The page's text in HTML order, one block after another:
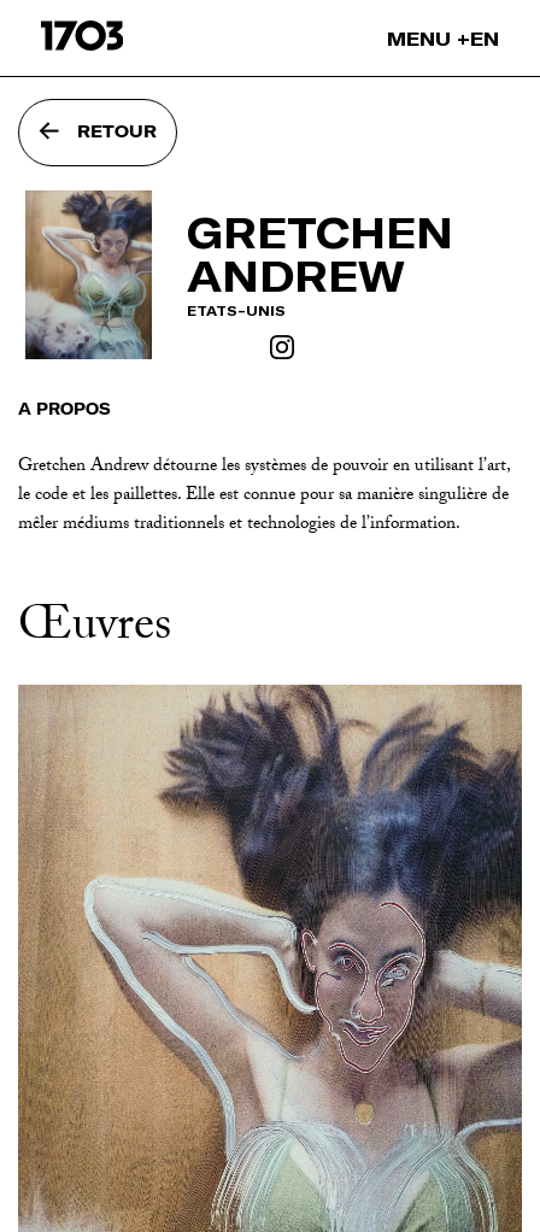
l'intro
MENU EN
Nos NFTs
Nos collaborations
Nos artistes
RETOUR
GRETCHEN
ANDREW
ETATS-UNIS
À PROPOS
Gretchen Andrew détourne les systèmes de pouvoir en utilisant l’art,
le code et les paillettes. Elle est connue pour sa manière singulière de
mêler médiums traditionnels et technologies de l’information.
Œuvres